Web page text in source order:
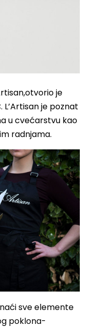
je
L’Artisan je poznat
u cvećarstvu kao
radnjama.
sve elemente
poklona-